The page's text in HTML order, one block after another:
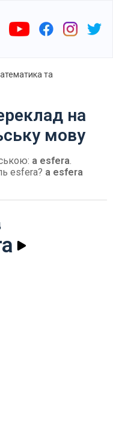
та
на
мову
a esfera.
esfera? a esfera